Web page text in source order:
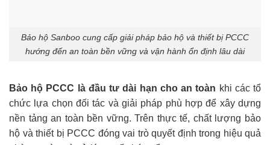
Bảo hộ Sanboo cung cấp giải pháp bảo hộ và thiết bị PCCC
hướng đến an toàn bền vững và vận hành ổn định lâu dài
Bảo hộ PCCC là đầu tư dài hạn cho an toàn khi các tổ
chức lựa chọn đối tác và giải pháp phù hợp để xây dựng
nền tảng an toàn bền vững. Trên thực tế, chất lượng bảo
hộ và thiết bị PCCC đóng vai trò quyết định trong hiệu quả